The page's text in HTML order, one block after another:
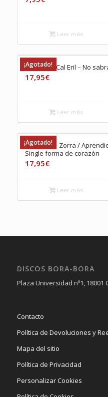
Leer más
¡Agotado!
El Petit de Cal Eril – No
17,95€
Leer más
¡Agotado!
Bad Gyal – Zorra /
Single forma de corazón
17,95€
Leer más
DISCOS BORA-BORA
Plaza Universidad nº1, 18001
Contacto
Política de Devoluciones y
Mapa del sitio
Política de Privacidad
Personalizar Cookies